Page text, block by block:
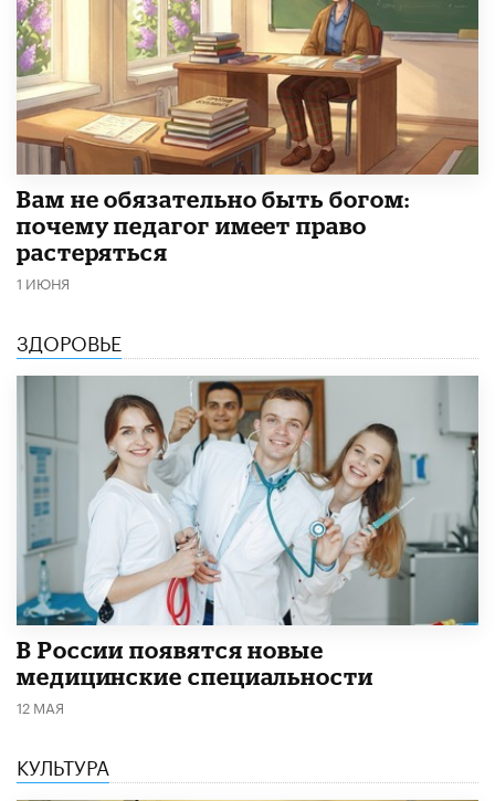
​Вам не обязательно быть богом:
почему педагог имеет право
растеряться
1 ИЮНЯ
ЗДОРОВЬЕ
В России появятся новые
медицинские специальности
12 МАЯ
КУЛЬТУРА